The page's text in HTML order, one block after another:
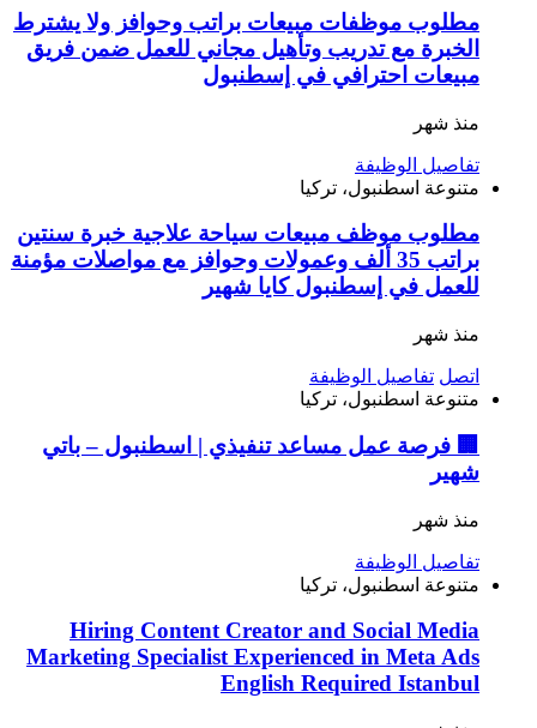
مطلوب موظفات مبيعات براتب وحوافز ولا يشترط
الخبرة مع تدريب وتأهيل مجاني للعمل ضمن فريق
مبيعات احترافي في إسطنبول
منذ شهر
تفاصيل الوظيفة
متنوعة اسطنبول، تركيا
مطلوب موظف مبيعات سياحة علاجية خبرة سنتين
براتب 35 ألف وعمولات وحوافز مع مواصلات مؤمنة
للعمل في إسطنبول كايا شهير
منذ شهر
اتصل تفاصيل الوظيفة
متنوعة اسطنبول، تركيا
🏢 فرصة عمل مساعد تنفيذي | اسطنبول – باتي
شهير
منذ شهر
تفاصيل الوظيفة
متنوعة اسطنبول، تركيا
Hiring Content Creator and Social Media
Marketing Specialist Experienced in Meta Ads
English Required Istanbul